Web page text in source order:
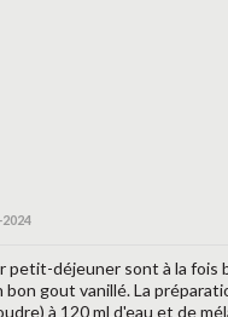
petit-déjeuner sont à la
gout vanillé. La
à 120 ml d'eau et de